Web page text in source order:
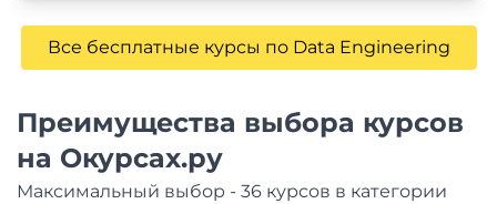
Все бесплатные курсы по Data Engineering
Преимущества выбора курсов
на Окурсах.ру
Максимальный выбор - 36 курсов в категории